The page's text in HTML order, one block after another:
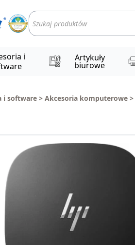
Wyszukiwarka
produktów
i
Artykuły
biurowe
i software > Akcesoria komputerowe >